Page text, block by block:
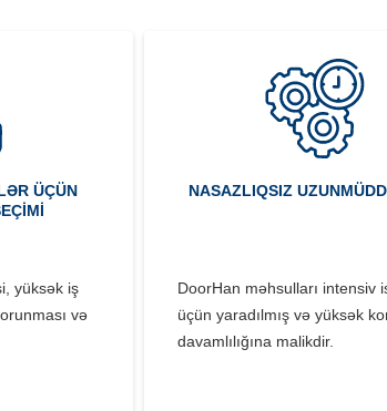
ÜÇÜN
yüksək iş
və
NASAZLIQSIZ
DoorHan məhsulları intensiv
üçün yaradılmış və yüksək
davamlılığına malikdir.